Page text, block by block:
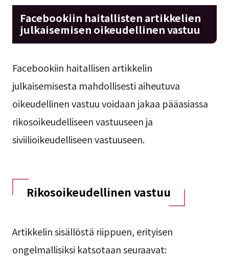
Facebookiin haitallisten artikkelien
julkaisemisen oikeudellinen vastuu
Facebookiin haitallisen artikkelin
julkaisemisesta mahdollisesti aiheutuva
oikeudellinen vastuu voidaan jakaa pääasiassa
rikosoikeudelliseen vastuuseen ja
siviilioikeudelliseen vastuuseen.
Rikosoikeudellinen vastuu
Artikkelin sisällöstä riippuen, erityisen
ongelmallisiksi katsotaan seuraavat: